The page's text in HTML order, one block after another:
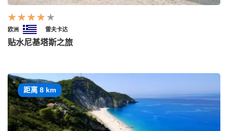
欧洲 雷夫卡达
贴水尼基塔斯之旅
距离 8 km